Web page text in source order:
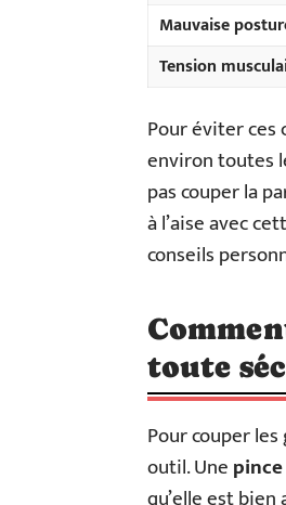
Mauvaise
Tension
Pour éviter ces
environ toutes
pas couper la
à l’aise avec
conseils
toute
Pour couper
outil. Une